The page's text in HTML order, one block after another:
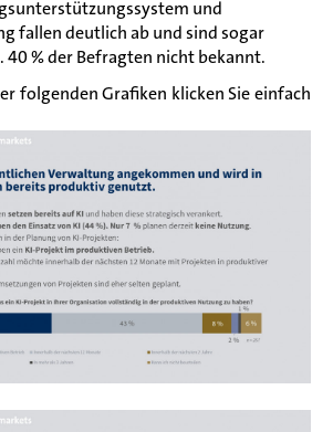
und
fallen deutlich ab und sind sogar
40 % der Befragten nicht bekannt.
folgenden Grafiken klicken Sie einfach